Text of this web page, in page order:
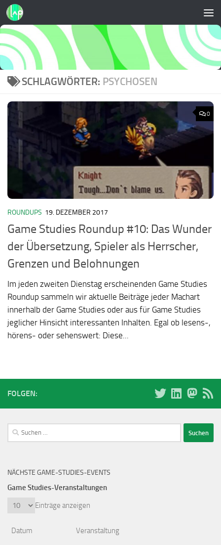
Zum Inhalt springen
SCHLAGWÖRTER: PSYCHOSEN
0
ROUNDUPS 19. DEZEMBER 2017
Game Studies Roundup #10: Das Wunder
der Übersetzung, Spieler als Herrscher,
Grenzen und Belohnungen
Im jeden zweiten Dienstag erscheinenden Game Studies
Roundup sammeln wir aktuelle Beiträge jeder Machart
innerhalb der Game Studies oder aus für Game Studies
jeglicher Hinsicht interessanten Inhalten. Egal ob lesens-,
hörens- oder sehenswert: Diese...
FOLGEN:
Suchen
nach:
NÄCHSTE GAME-STUDIES-EVENTS
Game Studies-Veranstaltungen
Einträge anzeigen
Datum Veranstaltung